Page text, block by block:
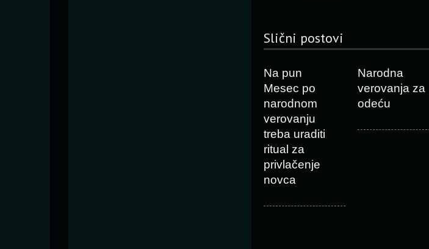
Slični postovi
Na pun
Mesec po
narodnom
verovanju
treba uraditi
ritual za
privlačenje
novca
Narodna
verovanja za
odeću